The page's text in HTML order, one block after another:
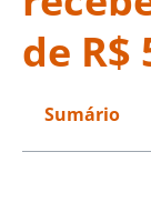
de R$
Sumário